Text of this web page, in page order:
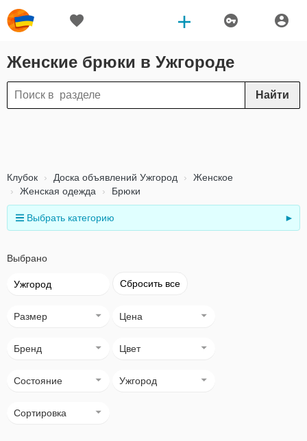
Женские брюки в Ужгороде
Найти
Клубок Доска объявлений Ужгород
Женское
Женская одежда
Брюки
Выбрать категорию ►
Выбрано
Ужгород Сбросить все
Размер Цена
Бренд Цвет
Состояние Ужгород
Сортировка